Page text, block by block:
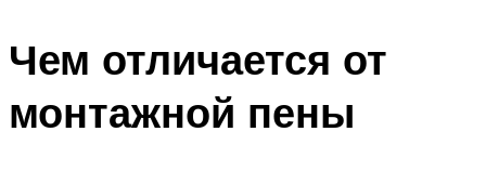
Чем отличается от
монтажной пены